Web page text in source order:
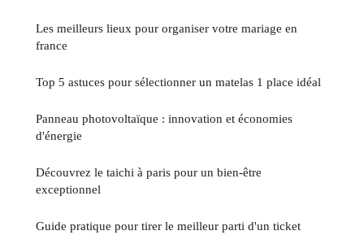
Les meilleurs lieux pour organiser votre mariage en
france
Top 5 astuces pour sélectionner un matelas 1 place idéal
Panneau photovoltaïque : innovation et économies
d'énergie
Découvrez le taichi à paris pour un bien-être
exceptionnel
Guide pratique pour tirer le meilleur parti d'un ticket